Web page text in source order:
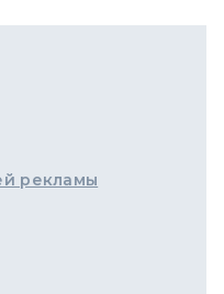
рекламы